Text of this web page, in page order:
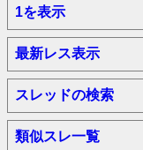
1を表示
最新レス表示
スレッドの検索
類似スレ一覧